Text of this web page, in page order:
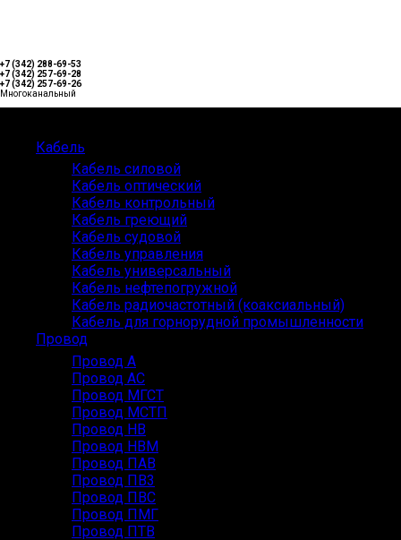
+7 (342) 288-69-53
+7 (342) 257-69-28
+7 (342) 257-69-26
Многоканальный
Кабель
Кабель силовой
Кабель оптический
Кабель контрольный
Кабель греющий
Кабель судовой
Кабель управления
Кабель универсальный
Кабель нефтепогружной
Кабель радиочастотный (коаксиальный)
Кабель для горнорудной промышленности
Провод
Провод А
Провод АС
Провод МГСТ
Провод МСТП
Провод НВ
Провод НВМ
Провод ПАВ
Провод ПВ3
Провод ПВС
Провод ПМГ
Провод ПТВ